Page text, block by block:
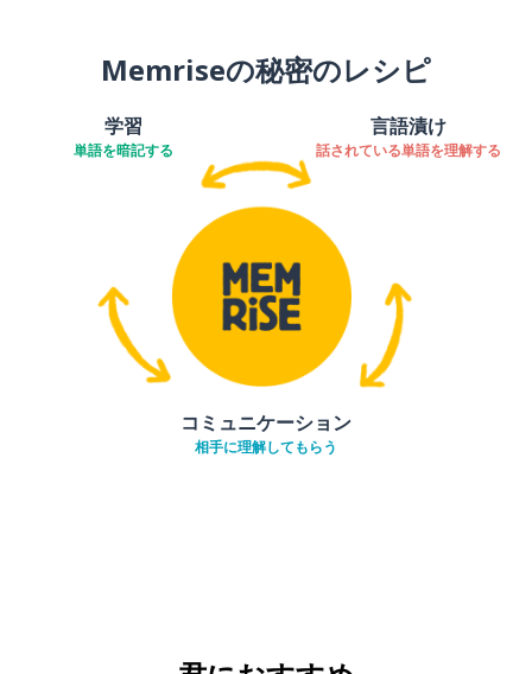
Memriseの秘密のレシピ
学習
単語を暗記する
言語漬け
話されている単語を理解する
コミュニケーション
相手に理解してもらう